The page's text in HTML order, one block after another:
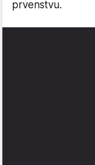
prvenstvu.